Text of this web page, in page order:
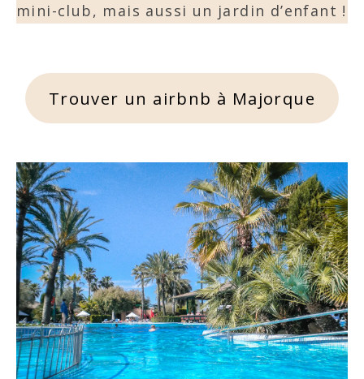
mini-club, mais aussi un jardin d’enfant !
Trouver un airbnb à Majorque